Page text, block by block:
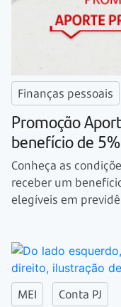
Finanças pessoais
Promoção
benefício de
Conheça as
receber um
elegíveis em
MEI Conta PJ